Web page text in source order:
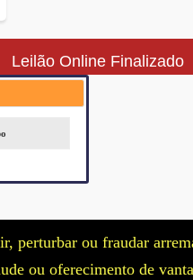
Leilão Online Finalizado
perturbar ou fraudar
ou oferecimento de